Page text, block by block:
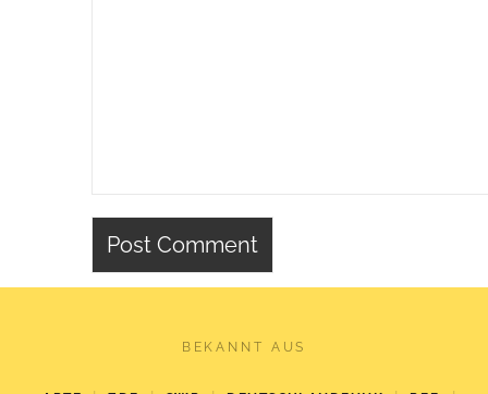
BEKANNT AUS